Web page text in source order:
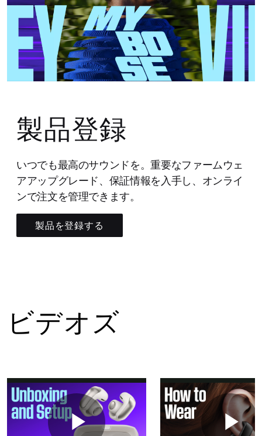
製品登録
いつでも最高のサウンドを。重要なファームウェ
アアップグレード、保証情報を入手し、オンライ
ンで注文を管理できます。
製品を登録する
ビデオズ